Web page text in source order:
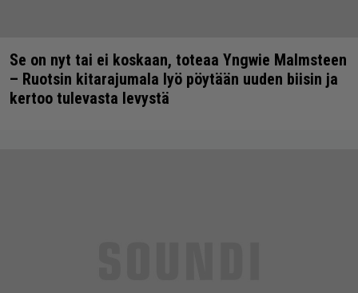
Se on nyt tai ei koskaan, toteaa Yngwie Malmsteen
– Ruotsin kitarajumala lyö pöytään uuden biisin ja
kertoo tulevasta levystä